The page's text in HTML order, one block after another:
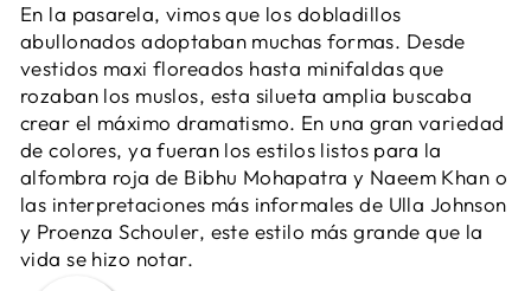
En la pasarela, vimos que los dobladillos
abullonados adoptaban muchas formas. Desde
vestidos maxi floreados hasta minifaldas que
rozaban los muslos, esta silueta amplia buscaba
crear el máximo dramatismo. En una gran variedad
de colores, ya fueran los estilos listos para la
alfombra roja de Bibhu Mohapatra y Naeem Khan o
las interpretaciones más informales de Ulla Johnson
y Proenza Schouler, este estilo más grande que la
vida se hizo notar.